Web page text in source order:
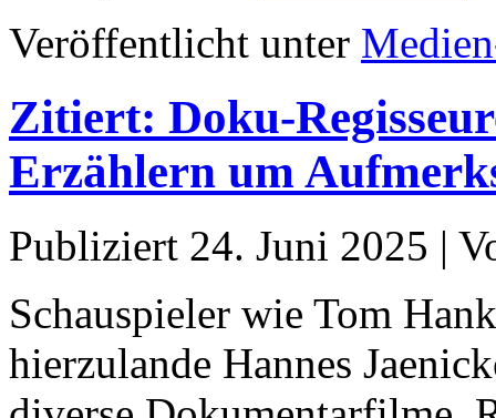
Veröffentlicht unter
Zitiert: Doku-
Erzählern um
Publiziert 24. Juni 2025 |
Schauspieler wie Tom
hierzulande Hannes